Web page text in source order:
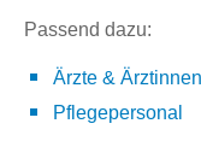
Passend dazu:
Ärzte & Ärztinnen
Pflegepersonal